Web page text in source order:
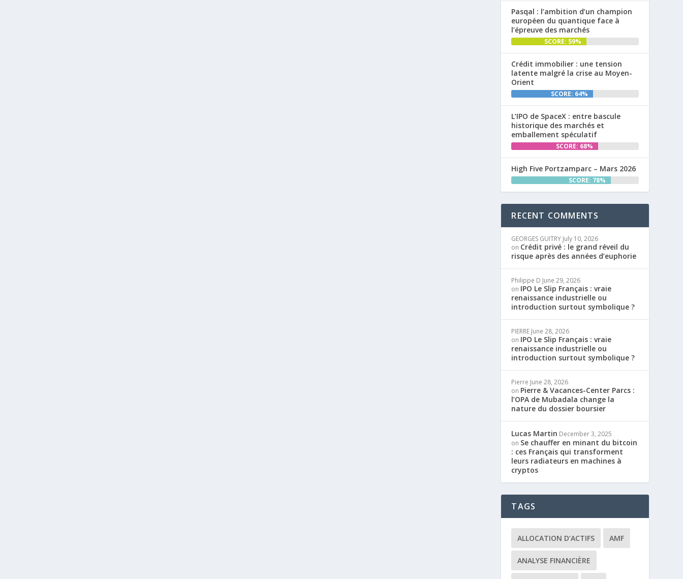
Pasqal : l’ambition d’un champion
européen du quantique face à
l’épreuve des marchés
SCORE: 59%
Crédit immobilier : une tension
latente malgré la crise au Moyen-
Orient
SCORE: 64%
L’IPO de SpaceX : entre bascule
historique des marchés et
emballement spéculatif
SCORE: 68%
High Five Portzamparc – Mars 2026
SCORE: 78%
RECENT COMMENTS
GEORGES GUITRY July 10, 2026
on Crédit privé : le grand réveil du
risque après des années d’euphorie
Philippe D June 29, 2026
on IPO Le Slip Français : vraie
renaissance industrielle ou
introduction surtout symbolique ?
PIERRE June 28, 2026
on IPO Le Slip Français : vraie
renaissance industrielle ou
introduction surtout symbolique ?
Pierre June 28, 2026
on Pierre & Vacances-Center Parcs :
l’OPA de Mubadala change la
nature du dossier boursier
Lucas Martin December 3, 2025
on Se chauffer en minant du bitcoin
: ces Français qui transforment
leurs radiateurs en machines à
cryptos
TAGS
ALLOCATION D’ACTIFS AMF
ANALYSE FINANCIÈRE